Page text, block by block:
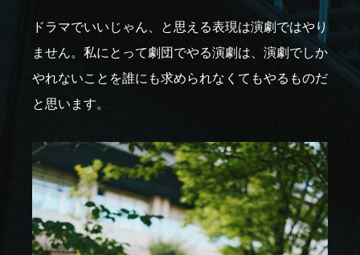
ドラマでいいじゃん、と思える表現は演劇ではやり
ません。私にとって劇団でやる演劇は、演劇でしか
やれないことを誰にも求められなくてもやるものだ
と思います。